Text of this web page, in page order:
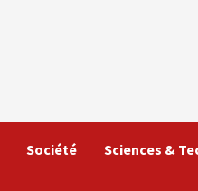
Société Sciences &